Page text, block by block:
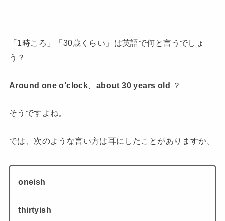
「1時ころ」「30歳くらい」は英語で何と言うでしょ
う？
Around one o’clock about 30 years old ？
そうですよね。
では、次のような言い方は耳にしたことがありますか。
oneish
thirtyish